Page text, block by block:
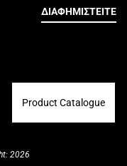
ΔΙΑΦΗΜΙΣΤΕΙΤΕ
Product Catalogue
2026